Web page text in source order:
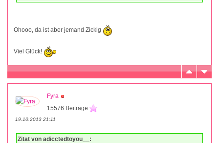
Ohooo, da ist aber jemand Zickig
Viel Glück!
Fyra
15576 Beiträge
19.10.2013 21:11
Zitat von adicctedtoyou__: